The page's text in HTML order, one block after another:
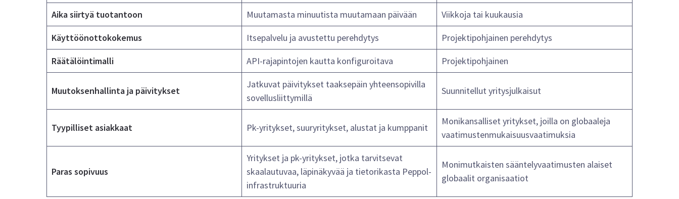
Aika siirtyä tuotantoon
Muutamasta minuutista muutamaan päivään
Viikkoja tai kuukausia
Käyttöönottokokemus
Itsepalvelu ja avustettu perehdytys
Projektipohjainen perehdytys
Räätälöintimalli
API-rajapintojen kautta konfiguroitava Projektipohjainen
Muutoksenhallinta ja päivitykset
Jatkuvat päivitykset taaksepäin yhteensopivilla
sovellusliittymillä
Suunnitellut yritysjulkaisut
Tyypilliset asiakkaat Pk-yritykset, suuryritykset, alustat ja kumppanit
Monikansalliset yritykset, joilla on globaaleja
vaatimustenmukaisuusvaatimuksia
Paras sopivuus
Yritykset ja pk-yritykset, jotka tarvitsevat
skaalautuvaa, läpinäkyvää ja tietorikasta Peppol-
infrastruktuuria
Monimutkaisten sääntelyvaatimusten alaiset
globaalit organisaatiot